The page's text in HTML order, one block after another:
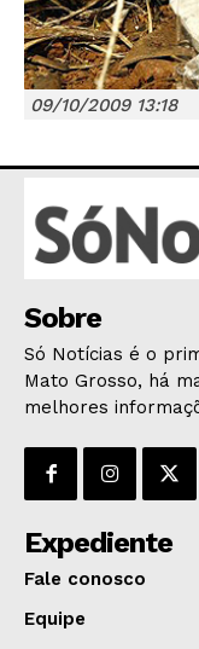
HOME
POLÍTICA
ESPORTES
ECONOMIA
OPINIÃO
GERAL
09/10/2009 13:18
Sobre
Só Notícias é o
Mato Grosso, há
melhores
Expediente
Fale conosco
Equipe